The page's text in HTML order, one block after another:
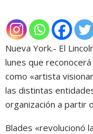
Nueva York.- El
lunes que
como «artista
las distintas
organización a partir
Blades «revolucionó